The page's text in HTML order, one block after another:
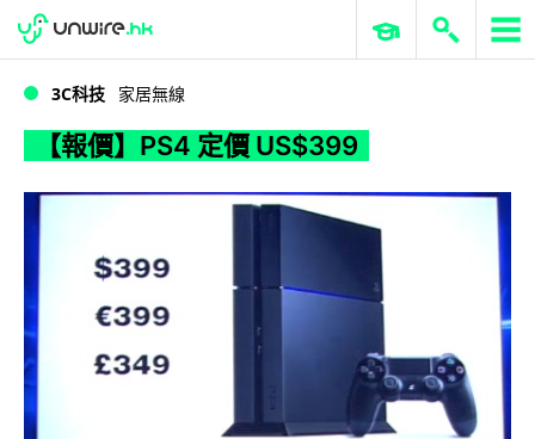
【報價】PS4 定價 US$399
WWDC 2026 ERP 與商業 AI
3C科技 家居無線
【報價】PS4 定價 US$399